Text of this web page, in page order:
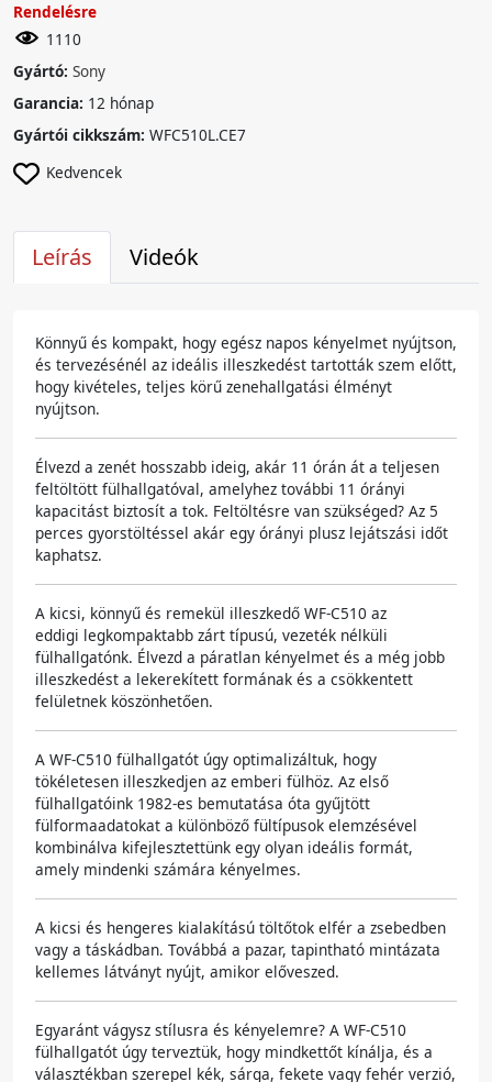
Rendelésre
1110
Gyártó: Sony
Garancia: 12 hónap
Gyártói cikkszám: WFC510L.CE7
Kedvencek
Leírás Videók
Könnyű és kompakt, hogy egész napos kényelmet nyújtson,
és tervezésénél az ideális illeszkedést tartották szem előtt,
hogy kivételes, teljes körű zenehallgatási élményt
nyújtson.
Élvezd a zenét hosszabb ideig, akár 11 órán át a teljesen
feltöltött fülhallgatóval, amelyhez további 11 órányi
kapacitást biztosít a tok. Feltöltésre van szükséged? Az 5
perces gyorstöltéssel akár egy órányi plusz lejátszási időt
kaphatsz.
A kicsi, könnyű és remekül illeszkedő WF-C510 az
eddigi legkompaktabb zárt típusú, vezeték nélküli
fülhallgatónk. Élvezd a páratlan kényelmet és a még jobb
illeszkedést a lekerekített formának és a csökkentett
felületnek köszönhetően.
A WF-C510 fülhallgatót úgy optimalizáltuk, hogy
tökéletesen illeszkedjen az emberi fülhöz. Az első
fülhallgatóink 1982-es bemutatása óta gyűjtött
fülformaadatokat a különböző fültípusok elemzésével
kombinálva kifejlesztettünk egy olyan ideális formát,
amely mindenki számára kényelmes.
A kicsi és hengeres kialakítású töltőtok elfér a zsebedben
vagy a táskádban. Továbbá a pazar, tapintható mintázata
kellemes látványt nyújt, amikor előveszed.
Egyaránt vágysz stílusra és kényelemre? A WF-C510
fülhallgatót úgy terveztük, hogy mindkettőt kínálja, és a
választékban szerepel kék, sárga, fekete vagy fehér verzió,